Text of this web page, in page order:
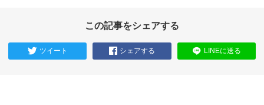
この記事をシェアする
ツイート シェアする LINEに送る